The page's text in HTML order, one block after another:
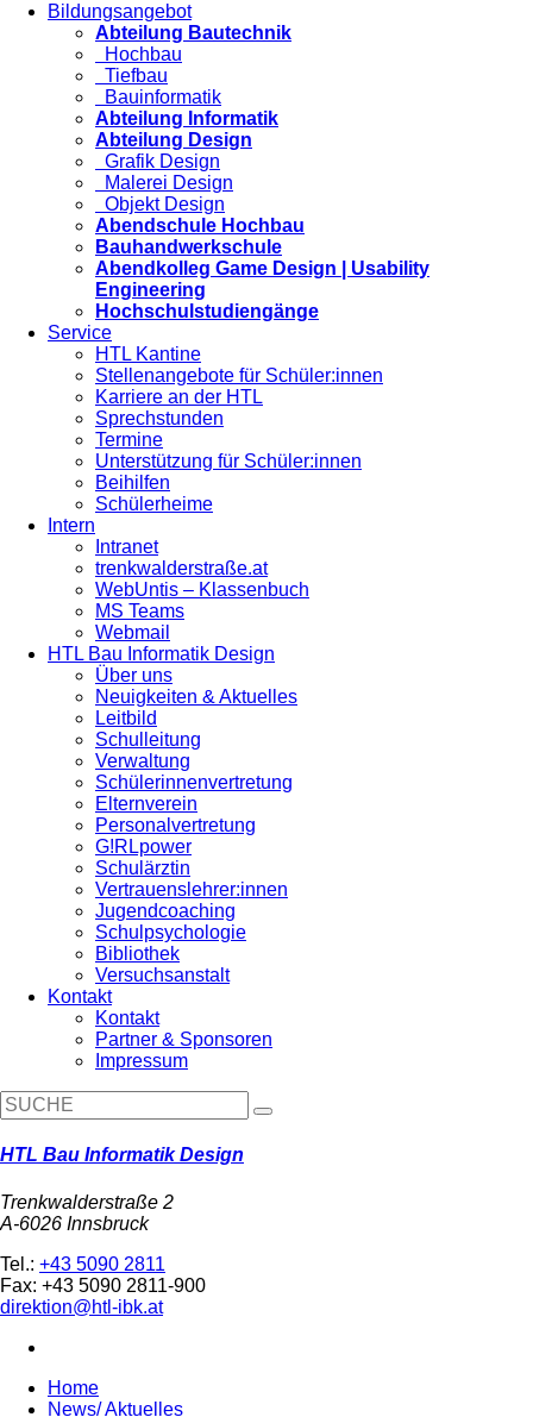
Bildungsangebot
Abteilung Bautechnik
Hochbau
Tiefbau
Bauinformatik
Abteilung Informatik
Abteilung Design
Grafik Design
Malerei Design
Objekt Design
Abendschule Hochbau
Bauhandwerkschule
Abendkolleg Game Design | Usability
Engineering
Hochschulstudiengänge
Service
HTL Kantine
Stellenangebote für Schüler:innen
Karriere an der HTL
Sprechstunden
Termine
Unterstützung für Schüler:innen
Beihilfen
Schülerheime
Intern
Intranet
trenkwalderstraße.at
WebUntis – Klassenbuch
MS Teams
Webmail
HTL Bau Informatik Design
Über uns
Neuigkeiten & Aktuelles
Leitbild
Schulleitung
Verwaltung
Schülerinnenvertretung
Elternverein
Personalvertretung
G!RLpower
Schulärztin
Vertrauenslehrer:innen
Jugendcoaching
Schulpsychologie
Bibliothek
Versuchsanstalt
Kontakt
Kontakt
Partner & Sponsoren
Impressum
HTL Bau Informatik Design
Trenkwalderstraße 2
A-6026 Innsbruck
Tel.: +43 5090 2811
Fax: +43 5090 2811-900
direktion@htl-ibk.at
Home
News/ Aktuelles